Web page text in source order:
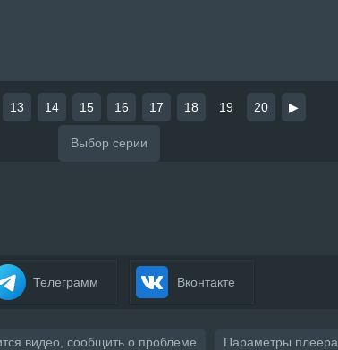
13 14 15 16 17 18 19 20 ▶
Телеграмм Вконтакте
видео, сообщить о проблеме Параметры плеера